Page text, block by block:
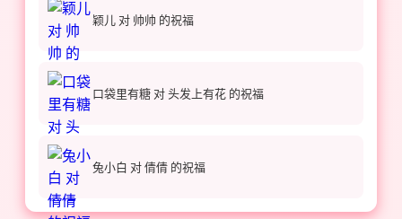
颖儿 对 帅帅 的祝福
口袋里有糖 对 头发上有花 的祝福
兔小白 对 倩倩 的祝福